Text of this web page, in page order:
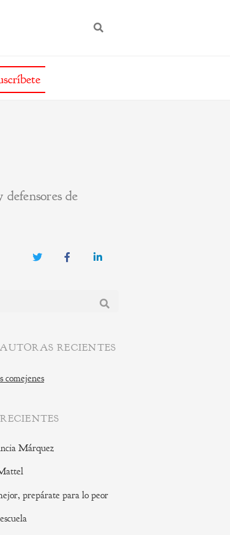
BUSCAR
defensores de
TwitterFacebookLinkedIn
RECIENTES
comejenes
Márquez
prepárate para lo peor